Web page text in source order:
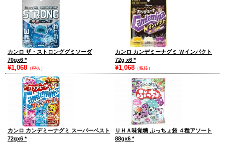
カンロ ザ・ストロンググミソーダ
70gx6 *
¥1,068 （税抜）
カンロ カンデミーナグミ Ｗインパクト
72g x6 *
¥1,068 （税抜）
カンロ カンデミーナグミ スーパーベスト
72gx6 *
ＵＨＡ味覚糖 ぷっちょ袋 ４種アソート
88gx6 *